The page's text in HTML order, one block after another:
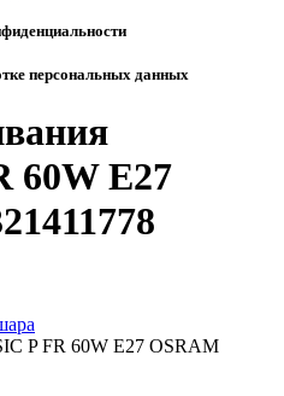
персональных данных
60W E27